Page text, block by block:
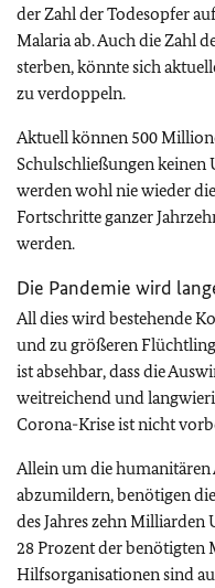
der Zahl der Todesopfer
Malaria ab. Auch die Zahl
sterben, könnte sich
zu verdoppeln.
Aktuell können 500
Schulschließungen keinen
werden wohl nie wieder
Fortschritte ganzer
werden.
Die Pandemie wird
All dies wird bestehende
und zu größeren
ist absehbar, dass die
weitreichend und
Corona-Krise ist nicht
Allein um die
abzumildern, benötigen
des Jahres zehn
28 Prozent der benötigten
Hilfsorganisationen sind